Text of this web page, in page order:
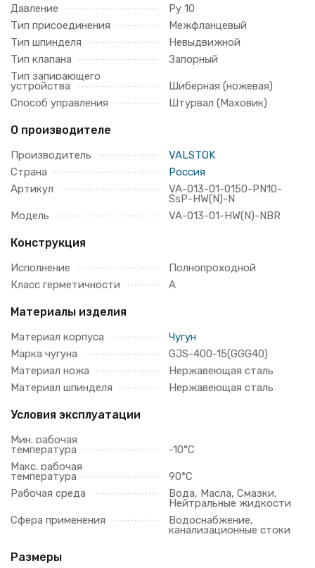
Давление
Ру 10
Тип присоединения
Межфланцевый
Тип шпинделя
Невыдвижной
Тип клапана
Запорный
Тип запирающего
устройства
Шиберная (ножевая)
Способ управления
Штурвал (Маховик)
О производителе
Производитель
VALSTOK
Страна
Россия
Артикул
VA-013-01-0150-PN10-
SsP-HW(N)-N
Модель
VA-013-01-HW(N)-NBR
Конструкция
Исполнение
Полнопроходной
Класс герметичности
A
Материалы изделия
Материал корпуса
Чугун
Марка чугуна
GJS-400-15(GGG40)
Материал ножа
Нержавеющая сталь
Материал шпинделя
Нержавеющая сталь
Условия эксплуатации
Мин. рабочая
температура
-10°C
Макс. рабочая
температура
90°C
Рабочая среда
Вода, Масла, Смазки,
Нейтральные жидкости
Сфера применения
Водоснабжение,
канализационные стоки
Размеры